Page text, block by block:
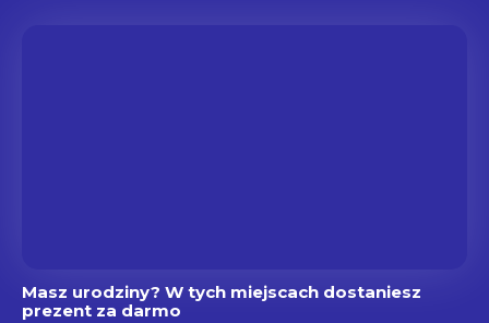
Masz urodziny? W tych miejscach dostaniesz
prezent za darmo